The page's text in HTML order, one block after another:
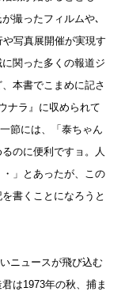
撮ったフィルムや､
写真展開催が実現す
関った多くの報道ジ
本書でこまめに記さ
ナラ』に収められて
節には、「泰ちゃん
のに便利ですョ。人
」とあったが、この
書くことになろうと
ニュースが飛び込む
は1973年の秋、捕ま